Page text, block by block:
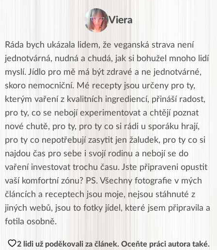
Viera
Ráda bych ukázala lidem, že veganská strava není
jednotvárná, nudná a chudá, jak si bohužel mnoho lidí
myslí. Jídlo pro mě má být zdravé a ne jednotvárné,
skoro nemocniční. Mé recepty jsou určeny pro ty,
kterým vaření z kvalitních ingrediencí, přináší radost,
pro ty, co se nebojí experimentovat a chtějí poznat
nové chutě, pro ty, pro ty co si rádi u sporáku hrají,
pro ty co nepotřebují zasytit jen žaludek, pro ty co si
najdou čas pro sebe i svojí rodinu a nebojí se do
vaření investovat trochu času. Jste připraveni opustit
vaší komfortní zónu? PS. Všechny fotografie v mých
článcích a receptech jsou moje, nejsou stáhnuté z
jiných webů, jsou to fotky jídel, které jsem připravila a
fotila osobně.
2 lidi už poděkovali za článek. Oceňte práci autora také.